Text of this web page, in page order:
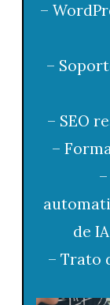
–
–
– SEO
–
de
– Trato